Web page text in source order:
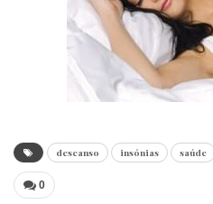
descanso insónias saúde
0